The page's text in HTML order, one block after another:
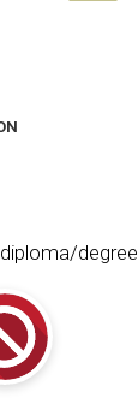
degree